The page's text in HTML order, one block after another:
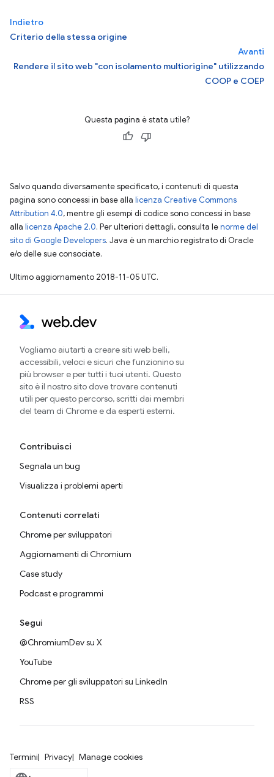
Indietro
Criterio della stessa origine
Avanti
Rendere il sito web "con isolamento multiorigine" utilizzando
COOP e COEP
Questa pagina è stata utile?
Salvo quando diversamente specificato, i contenuti di questa
pagina sono concessi in base alla licenza Creative Commons
Attribution 4.0, mentre gli esempi di codice sono concessi in base
alla licenza Apache 2.0. Per ulteriori dettagli, consulta lenorme del
sito di Google Developers. Java è un marchio registrato di Oracle
e/o delle sue consociate.
Ultimo aggiornamento 2018-11-05 UTC.
Vogliamo aiutarti a creare siti web belli,
accessibili, veloci e sicuri che funzionino su
più browser e per tutti i tuoi utenti. Questo
sito è il nostro sito dove trovare contenuti
utili per questo percorso, scritti dai membri
del team di Chrome e da esperti esterni.
Contribuisci
Segnala un bug
Visualizza i problemi aperti
Contenuti correlati
Chrome per sviluppatori
Aggiornamenti di Chromium
Case study
Podcast e programmi
Segui
@ChromiumDev su X
YouTube
Chrome per gli sviluppatori su LinkedIn
RSS
Termini Privacy Manage cookies